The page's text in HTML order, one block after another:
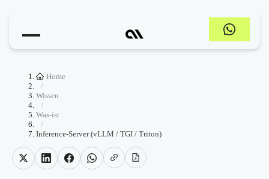
Home
/
Wissen
/
Was-ist
/
Inference-Server (vLLM / TGI / Triton)